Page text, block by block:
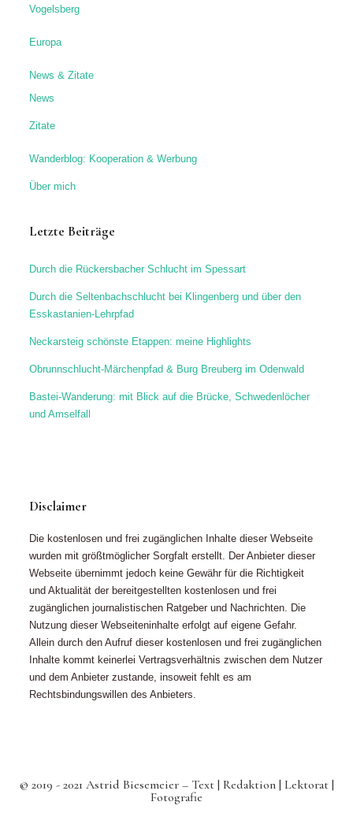
Vogelsberg
Europa
News & Zitate
News
Zitate
Wanderblog: Kooperation & Werbung
Über mich
Letzte Beiträge
Durch die Rückersbacher Schlucht im Spessart
Durch die Seltenbachschlucht bei Klingenberg und über den
Esskastanien-Lehrpfad
Neckarsteig schönste Etappen: meine Highlights
Obrunnschlucht-Märchenpfad & Burg Breuberg im Odenwald
Bastei-Wanderung: mit Blick auf die Brücke, Schwedenlöcher
und Amselfall
Disclaimer
Die kostenlosen und frei zugänglichen Inhalte dieser Webseite
wurden mit größtmöglicher Sorgfalt erstellt. Der Anbieter dieser
Webseite übernimmt jedoch keine Gewähr für die Richtigkeit
und Aktualität der bereitgestellten kostenlosen und frei
zugänglichen journalistischen Ratgeber und Nachrichten. Die
Nutzung dieser Webseiteninhalte erfolgt auf eigene Gefahr.
Allein durch den Aufruf dieser kostenlosen und frei zugänglichen
Inhalte kommt keinerlei Vertragsverhältnis zwischen dem Nutzer
und dem Anbieter zustande, insoweit fehlt es am
Rechtsbindungswillen des Anbieters.
© 2019 - 2021 Astrid Biesemeier – Text | Redaktion | Lektorat |
Fotografie